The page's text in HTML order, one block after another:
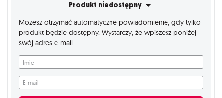
Produkt niedostępny
Możesz otrzymać automatyczne powiadomienie, gdy tylko
produkt będzie dostępny. Wystarczy, że wpiszesz poniżej
swój adres e-mail.
Imię
E-mail